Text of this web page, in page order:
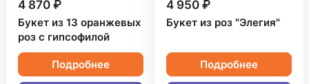
4 870 ₽
Букет из 13 оранжевых
роз с гипсофилой
Подробнее
4 950 ₽
Букет из роз "Элегия"
Подробнее